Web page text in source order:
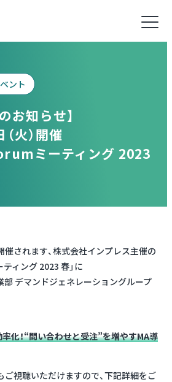
ント
お知らせ】
火）開催
ミーティング 2023
催されます、株式会社インプレス主催の
ィング 2023 春」に
部 デマンドジェネレーショングループ
化！“問い合わせと受注”を増やすMA導
視聴いただけますので、下記詳細をご